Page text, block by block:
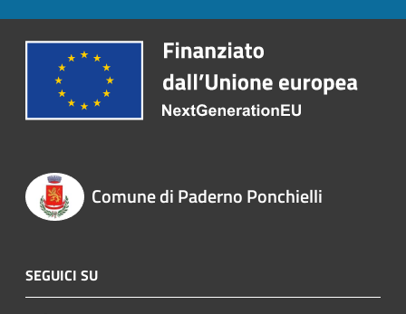
Comune di Paderno Ponchielli
SEGUICI SU